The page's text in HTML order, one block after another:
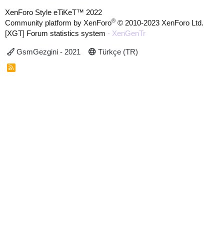
XenForo Style eTiKeT™ 2022
Community platform by XenForo® © 2010-2023 XenForo Ltd.
[XGT] Forum statistics system - XenGenTr
GsmGezgini - 2021 Türkçe (TR)
R